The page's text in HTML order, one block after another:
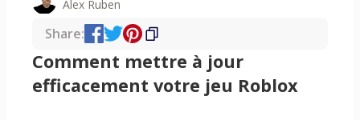
Alex Ruben
Share:
Comment mettre à jour
efficacement votre jeu Roblox